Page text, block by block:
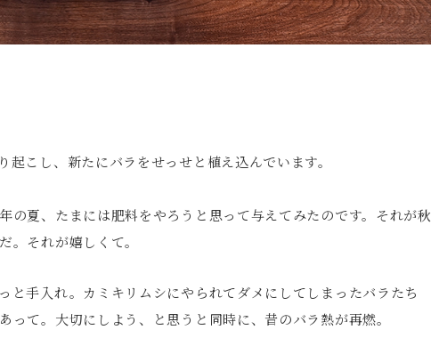
こし、新たにバラをせっせと植え込んでいます。
の夏、たまには肥料をやろうと思って与えてみたのです。それが秋
。それが嬉しくて。
と手入れ。カミキリムシにやられてダメにしてしまったバラたち
て。大切にしよう、と思うと同時に、昔のバラ熱が再燃。